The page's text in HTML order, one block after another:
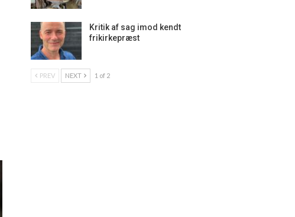
Kritik af sag imod kendt
frikirkepræst
PREV NEXT 1 of 2